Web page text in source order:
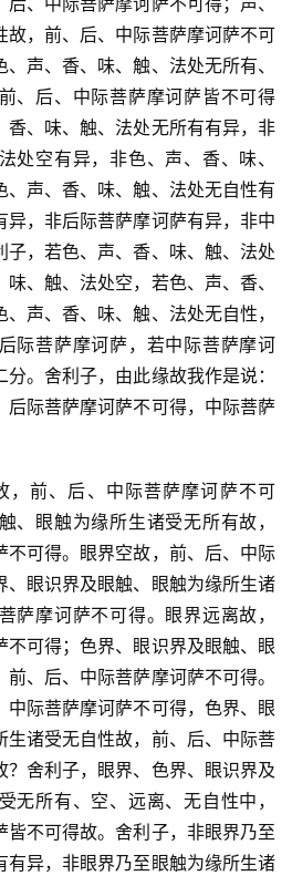
故，前、后、中际菩萨摩诃萨不可
声、香、味、触、法处无所有、
、后、中际菩萨摩诃萨皆不可得
香、味、触、法处无所有有异，非
处空有异，非色、声、香、味、
、声、香、味、触、法处无自性有
异，非后际菩萨摩诃萨有异，非中
子，若色、声、香、味、触、法处
、触、法处空，若色、声、香、
声、香、味、触、法处无自性，
际菩萨摩诃萨，若中际菩萨摩诃
。舍利子，由此缘故我作是说：
后际菩萨摩诃萨不可得，中际菩萨
，前、后、中际菩萨摩诃萨不可
、眼触为缘所生诸受无所有故，
不可得。眼界空故，前、后、中际
、眼识界及眼触、眼触为缘所生诸
萨摩诃萨不可得。眼界远离故，
不可得；色界、眼识界及眼触、眼
、后、中际菩萨摩诃萨不可得。
中际菩萨摩诃萨不可得，色界、眼
生诸受无自性故，前、后、中际菩
？舍利子，眼界、色界、眼识界及
无所有、空、远离、无自性中，
皆不可得故。舍利子，非眼界乃至
有异，非眼界乃至眼触为缘所生诸